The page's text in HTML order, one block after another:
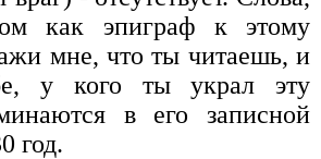
как эпиграф к этому
мне, что ты читаешь, и
у кого ты украл эту
в его записной
год.